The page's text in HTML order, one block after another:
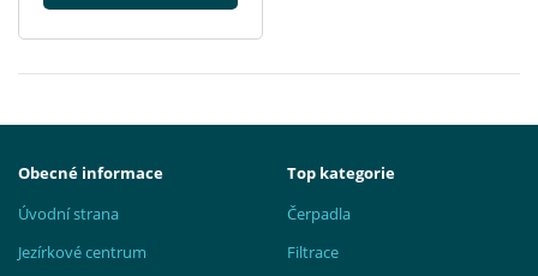
Obecné informace
Úvodní strana
Jezírkové centrum
Top kategorie
Čerpadla
Filtrace